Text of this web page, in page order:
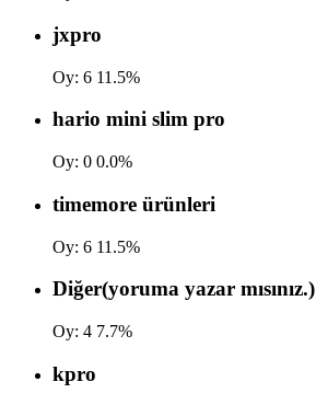
jxpro
Oy: 6 11.5%
hario mini slim pro
Oy: 0 0.0%
timemore ürünleri
Oy: 6 11.5%
Diğer(yoruma yazar mısınız.)
Oy: 4 7.7%
kpro